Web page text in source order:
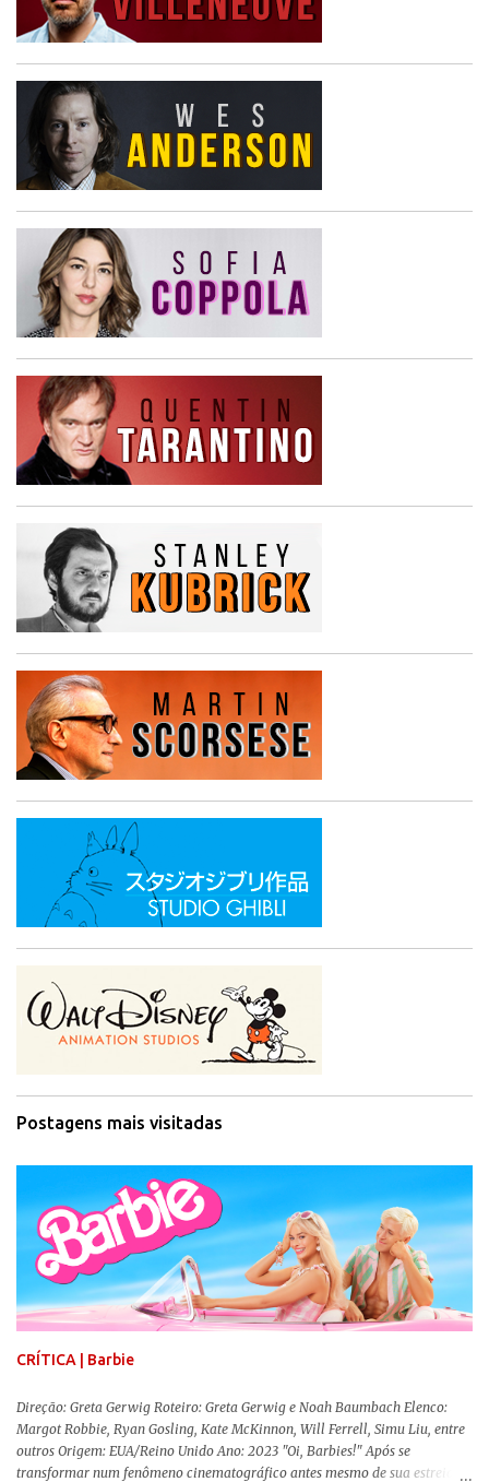
Postagens mais visitadas
CRÍTICA | Barbie
Direção: Greta Gerwig Roteiro: Greta Gerwig e Noah Baumbach Elenco:
Margot Robbie, Ryan Gosling, Kate McKinnon, Will Ferrell, Simu Liu, entre
outros Origem: EUA/Reino Unido Ano: 2023 "Oi, Barbies!" Após se
transformar num fenômeno cinematográfico antes mesmo de sua estreia,